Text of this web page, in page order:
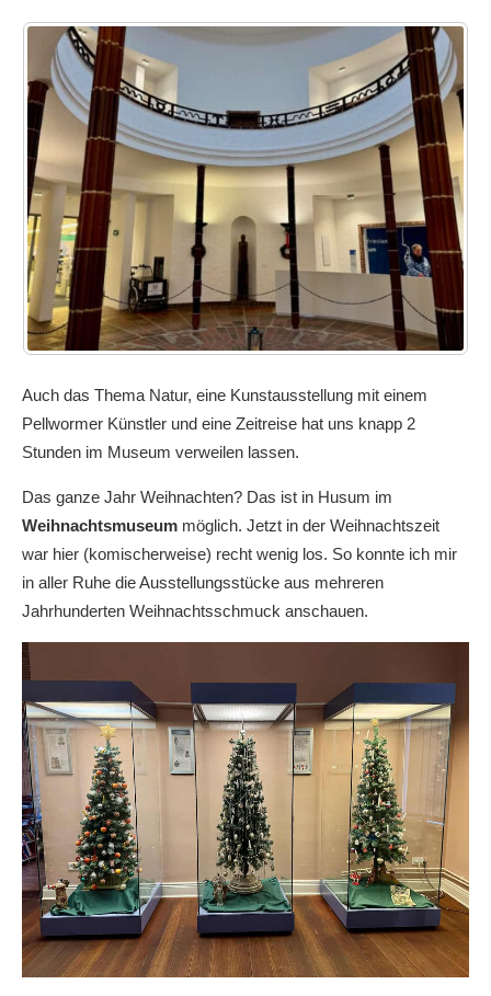
Auch das Thema Natur, eine Kunstausstellung mit einem
Pellwormer Künstler und eine Zeitreise hat uns knapp 2
Stunden im Museum verweilen lassen.
Das ganze Jahr Weihnachten? Das ist in Husum im
Weihnachtsmuseum möglich. Jetzt in der Weihnachtszeit
war hier (komischerweise) recht wenig los. So konnte ich mir
in aller Ruhe die Ausstellungsstücke aus mehreren
Jahrhunderten Weihnachtsschmuck anschauen.